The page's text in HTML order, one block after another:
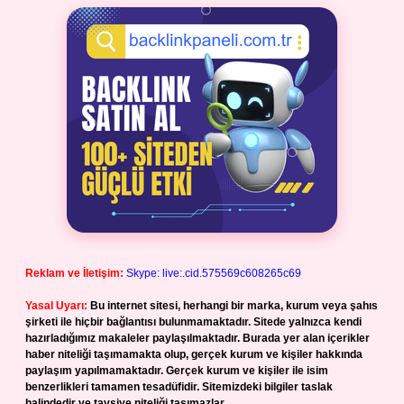
Reklam ve İletişim: Skype: live:.cid.575569c608265c69
Yasal Uyarı: Bu internet sitesi, herhangi bir marka, kurum veya şahıs
şirketi ile hiçbir bağlantısı bulunmamaktadır. Sitede yalnızca kendi
hazırladığımız makaleler paylaşılmaktadır. Burada yer alan içerikler
haber niteliği taşımamakta olup, gerçek kurum ve kişiler hakkında
paylaşım yapılmamaktadır. Gerçek kurum ve kişiler ile isim
benzerlikleri tamamen tesadüfidir. Sitemizdeki bilgiler taslak